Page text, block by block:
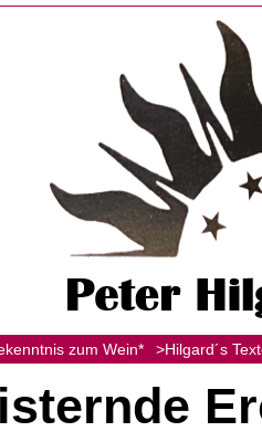
zum Wein* >Hilgard´s